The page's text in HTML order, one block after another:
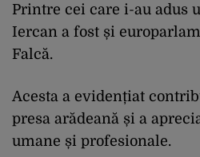
Printre cei care i-au adus
Iercan a fost și
Falcă.
Acesta a evidențiat
presa arădeană și a
umane și profesionale.